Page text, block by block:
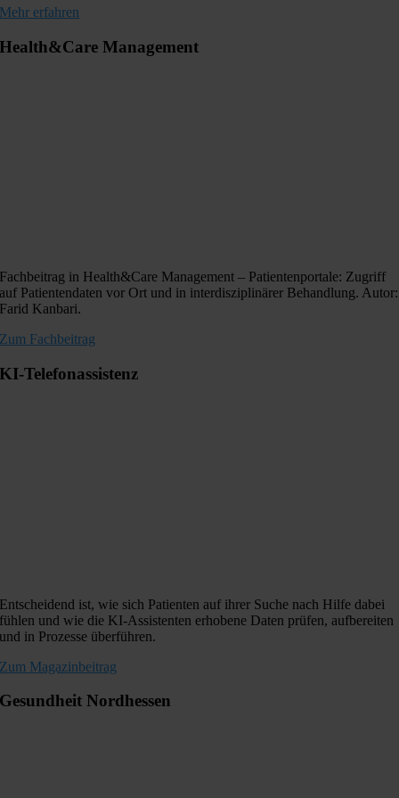
Mehr erfahren
Health&Care Management
Fachbeitrag in Health&Care Management – Patientenportale: Zugriff
auf Patientendaten vor Ort und in interdisziplinärer Behandlung. Autor:
Farid Kanbari.
Zum Fachbeitrag
KI-Telefonassistenz
Entscheidend ist, wie sich Patienten auf ihrer Suche nach Hilfe dabei
fühlen und wie die KI-Assistenten erhobene Daten prüfen, aufbereiten
und in Prozesse überführen.
Zum Magazinbeitrag
Gesundheit Nordhessen